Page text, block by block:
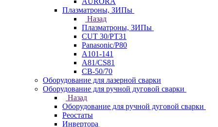
Плазматроны, ЗИПы
Назад
Плазматроны, ЗИПы
CUT 30/PT31
Panasonic/P80
А101-141
А81/CS81
СВ-50/70
Оборудование для лазерной сварки
Оборудование для ручной дуговой сварки
Назад
Оборудование для ручной дуговой сварки
Реостаты
Инвертора